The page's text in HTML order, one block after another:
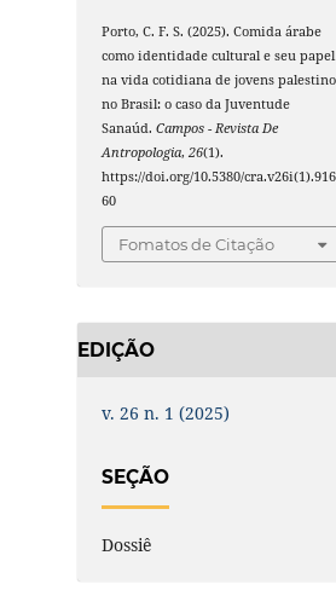
Porto, C. F. S. (2025). Comida árabe
como identidade cultural e seu papel
na vida cotidiana de jovens
no Brasil: o caso da Juventude
Sanaúd.Campos - Revista De
Antropologia,26(1).
https://doi.org/10.5380/cra.v26i(1).916
60
Fomatos de Citação
EDIÇÃO
v. 26 n. 1 (2025)
SEÇÃO
Dossiê